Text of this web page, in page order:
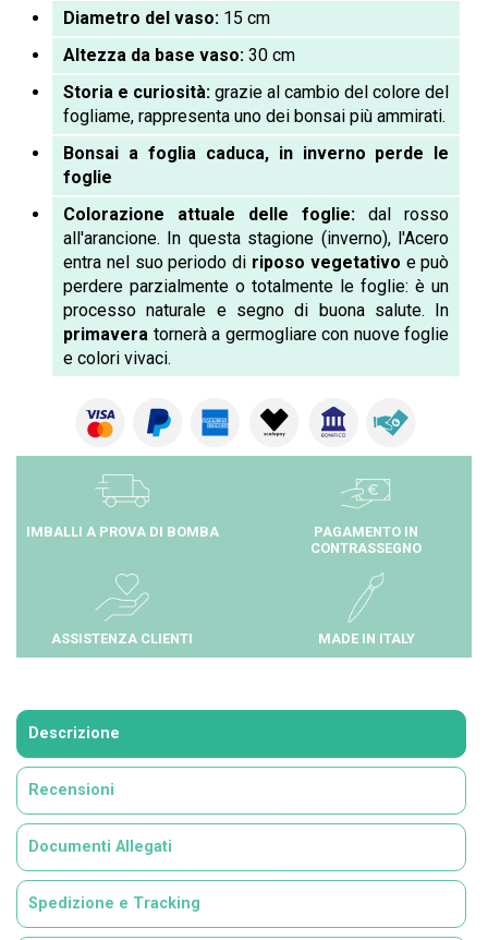
Diametro del vaso: 15 cm
Altezza da base vaso: 30 cm
Storia e curiosità:grazie al cambio del colore del
fogliame, rappresenta uno dei bonsai più ammirati.
Bonsai a foglia caduca, in inverno perde le
foglie
Colorazione attuale delle foglie: dal rosso
all'arancione. In questa stagione (inverno), l'Acero
entra nel suo periodo di riposo vegetativo e può
perdere parzialmente o totalmente le foglie: è un
processo naturale e segno di buona salute. In
primavera tornerà a germogliare con nuove foglie
e colori vivaci.
IMBALLI A PROVA DI BOMBA
PAGAMENTO IN
CONTRASSEGNO
ASSISTENZA CLIENTI MADE IN ITALY
Descrizione
Recensioni
Documenti Allegati
Spedizione e Tracking